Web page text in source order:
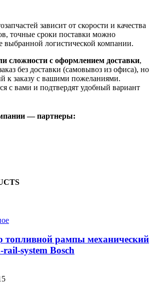
зависит от скорости и качества
точные сроки поставки можно
выбранной логистической компании.
сложности с оформлением доставки,
без доставки (самовывоз из офиса), но
к заказу с вашими пожеланиями.
с вами и подтвердят удобный вариант
— партнеры:
топливной рампы механический
system Bosch